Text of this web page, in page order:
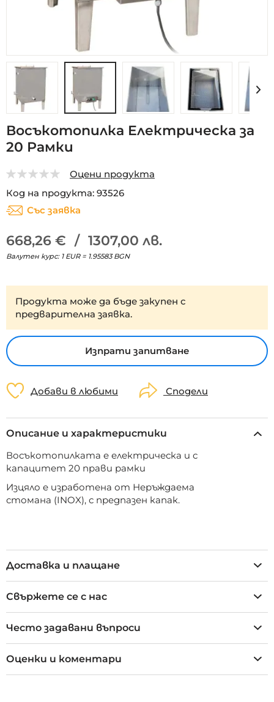
към
началото
галерия
снимки
Восъкотопилка Електрическа за
20 Рамки
Оцени продукта
Код на продукта 93526
Със заявка
668,26 € / 1307,00 лв.
Валутен курс: 1 EUR = 1.95583 BGN
Продукта може да бъде закупен с
предварителна заявка.
Изпрати запитване
Добави в любими Сподели
Описание и характеристики
Восъкотопилката е електрическа и с
капацитет 20 прави рамки
Изцяло е изработена от Неръждаема
стомана (INOX), с предпазен капак.
Доставка и плащане
Свържете се с нас
Често задавани въпроси
Оценки и коментари